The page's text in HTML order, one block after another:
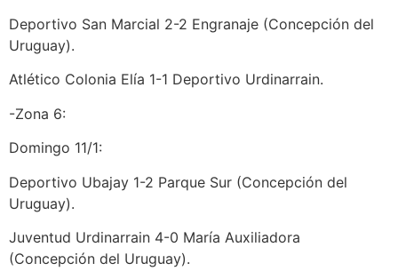
Deportivo San Marcial 2-2 Engranaje (Concepción del
Uruguay).
Atlético Colonia Elía 1-1 Deportivo Urdinarrain.
-Zona 6:
Domingo 11/1:
Deportivo Ubajay 1-2 Parque Sur (Concepción del
Uruguay).
Juventud Urdinarrain 4-0 María Auxiliadora
(Concepción del Uruguay).